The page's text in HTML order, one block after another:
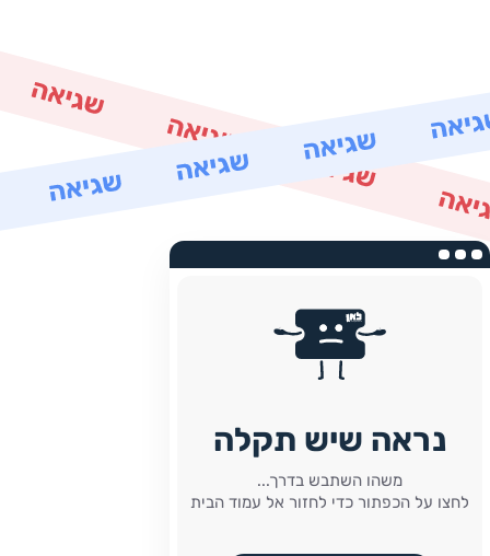
נראה שיש תקלה
משהו השתבש בדרך...
לחצו על הכפתור כדי לחזור אל עמוד הבית